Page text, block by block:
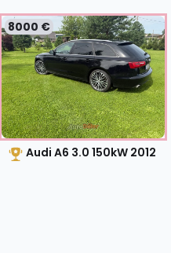
8000 €
Audi A6 3.0 150kW 2012